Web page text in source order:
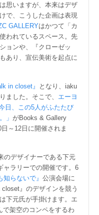
思いますが、本来はデザ
で、こうした企画は表現
GALLERYはかつて「カ
われているスペース。先
ョンや、『クローゼッ
あり、宣伝美術を起点に
in closet』
となり、iaku
ました。そこで、 エーヨ
日、この5人がふたたび
」 がBooks & Gallery
～12日に開催されま
のデザイナーである下元
ャラリーでの開催です。6
らないで』 公演会場に
』のデザインを競う
下元氏が手掛けます。エ
で架空のコンペをするわ